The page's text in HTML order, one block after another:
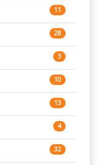
169
7
4
133
146
231
134
11
28
3
10
13
4
32